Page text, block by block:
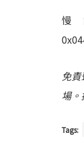
慢
免
場
Tags: